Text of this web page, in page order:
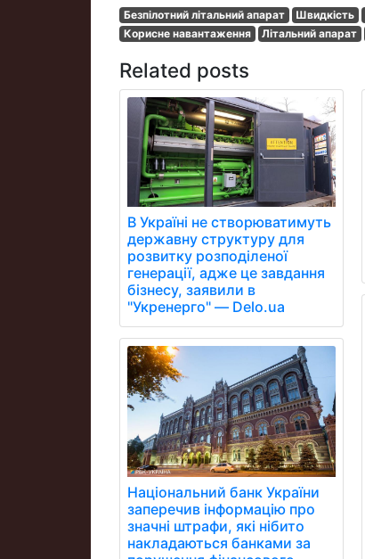
Безпілотний літальний апарат Швидкість
Корисне навантаження
Літальний апарат
Related posts
В Україні не створюватимуть
державну структуру для
розвитку розподіленої
генерації, адже це завдання
бізнесу, заявили в
"Укренерго" — Delo.ua
Національний банк України
заперечив інформацію про
значні штрафи, які нібито
накладаються банками за